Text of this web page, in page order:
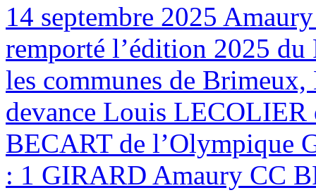
14 septembre 2025
remporté l’édition 2025
les communes de
devance Louis
BECART de l’Olympique
: 1 GIRARD Amaury CC